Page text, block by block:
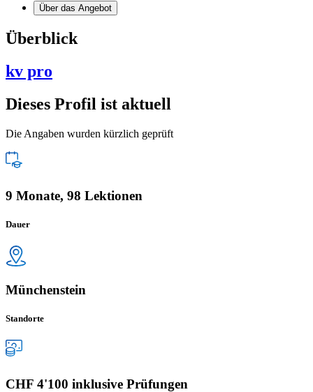
Über das Angebot
Überblick
kv pro
Dieses Profil ist aktuell
Die Angaben wurden kürzlich geprüft
9 Monate, 98 Lektionen
Dauer
Münchenstein
Standorte
CHF 4'100 inklusive Prüfungen